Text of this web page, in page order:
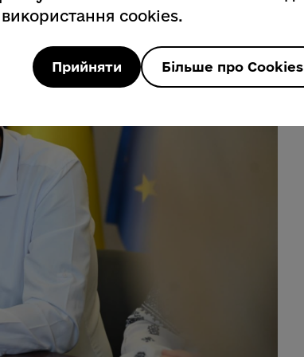
cookies.
Прийняти Більше про Cookies